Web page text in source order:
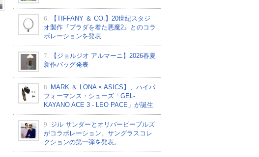
6.
【TIFFANY ＆ CO.】20世紀スタジ
オ製作『プラダを着た悪魔2』とのコラ
ボレーションを発表
7.
【ジョルジオ アルマーニ】2026春夏
新作バッグ発表
8. MARK ＆ LONA × ASICS】、ハイパ
フォーマンス・シューズ「GEL-
KAYANO ACE 3 - LEO PACE」が誕生
9. ジル サンダーとオリバーピープルズ
がコラボレーション。サングラスコレ
クションの第一弾を発表。